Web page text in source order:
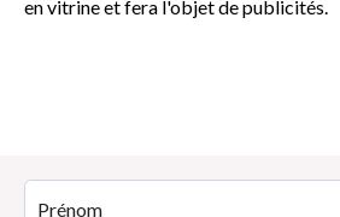
en vitrine et fera l'objet de publicités.